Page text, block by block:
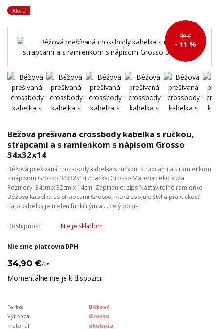
Akcia
39 €
- 11 %
Béžová prešívaná crossbody kabelka s rúčkou,
strapcami a s ramienkom s nápisom Grosso
34x32x14
Béžová prešívaná crossbody kabelka s rúčkou, strapcami a s ramienkom
s nápisom Grosso 34x32x14 Značka: Grosso Materiál: eko koža
Rozmery: 34cm x 32cm x 14cm Zapínanie: zips Nastaviteľné ramienko
Béžovú kabelka so strapcami Grosso, ktorá spojuje štýl a praktickosť.
Táto kabelka je nielen funkčným al... celý popis
Dostupnosť Nie je skladom
Nie sme platcovia DPH
34,90 €/ks
Momentálne nie je k dispozícii
Farba:
Béžová
Výrobca:
Grosso
materiál:
ekokoža